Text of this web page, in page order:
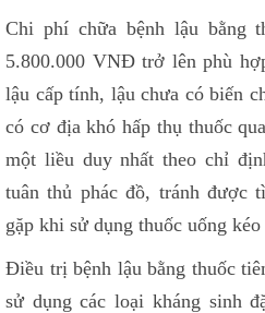
Chi phí chữa bệnh lậu bằng
5.800.000 VNĐ trở lên phù
lậu cấp tính, lậu chưa có biến
có cơ địa khó hấp thụ thuốc
một liều duy nhất theo chỉ
tuân thủ phác đồ, tránh được
gặp khi sử dụng thuốc uống kéo
Điều trị bệnh lậu bằng thuốc
sử dụng các loại kháng sinh